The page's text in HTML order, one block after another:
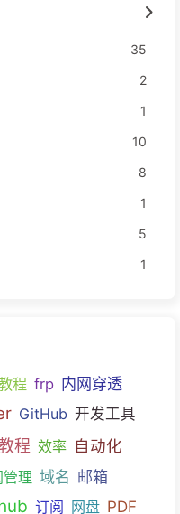
35
2
1
10
8
1
5
1
程 frp 内网穿透
GitHub 开发工具
程 效率 自动化
理 域名 邮箱
订阅 网盘 PDF